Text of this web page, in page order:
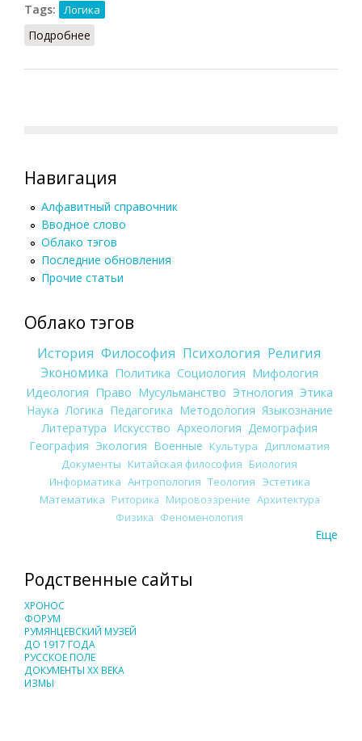
Tags:
Логика
Подробнее
Навигация
Алфавитный справочник
Вводное слово
Облако тэгов
Последние обновления
Прочие статьи
Облако тэгов
История Философия Психология Религия
Экономика Политика Социология Мифология
Идеология Право Мусульманство Этнология Этика
Наука Логика Педагогика Методология Языкознание
Литература Искусство Археология Демография
География Экология Военные Культура
Дипломатия
Документы Китайская философия Биология
Информатика Антропология Теология Эстетика
Математика Риторика Мировоззрение Архитектура
Физика Феноменология
Еще
Родственные сайты
ХРОНОС
ФОРУМ
РУМЯНЦЕВСКИЙ МУЗЕЙ
ДО 1917 ГОДА
РУССКОЕ ПОЛЕ
ДОКУМЕНТЫ XX ВЕКА
ИЗМЫ